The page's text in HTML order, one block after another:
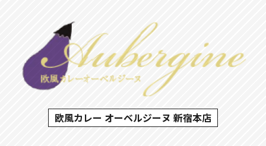
欧風カレー オーベルジーヌ 新宿本店